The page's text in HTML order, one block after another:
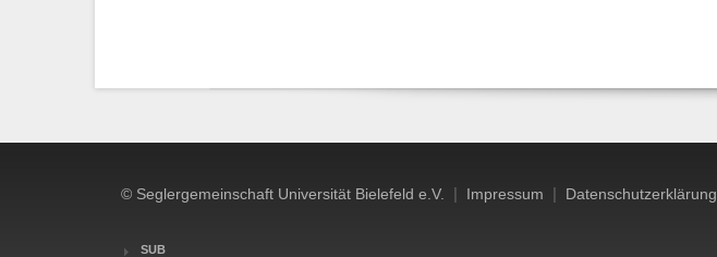
© Seglergemeinschaft Universität Bielefeld e.V. | Impressum | Datenschutzerklärung
SUB